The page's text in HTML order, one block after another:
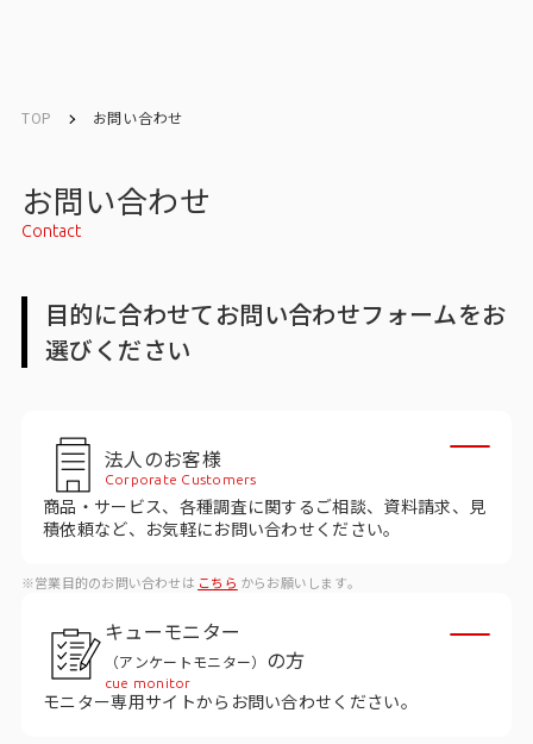
インテージの強み
会社情報トップ
会社概要・所在地
社長メッセージ
役員紹介
沿革
TOP お問い合わせ
お問い合わせ
Contact
目的に合わせてお問い合わせフォームをお
選びください
法人のお客様
Corporate Customers
商品・サービス、各種調査に関するご相談、資料請求、見
積依頼など、お気軽にお問い合わせください。
※営業目的のお問い合わせは こちら からお願いします。
キューモニター
（アンケートモニター） の方
cue monitor
モニター専用サイトからお問い合わせください。